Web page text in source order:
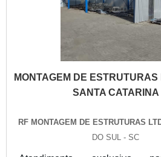
MONTAGEM DE
SANTA CATARINA
RF MONTAGEM DE ESTRUTURAS
DO SUL - SC